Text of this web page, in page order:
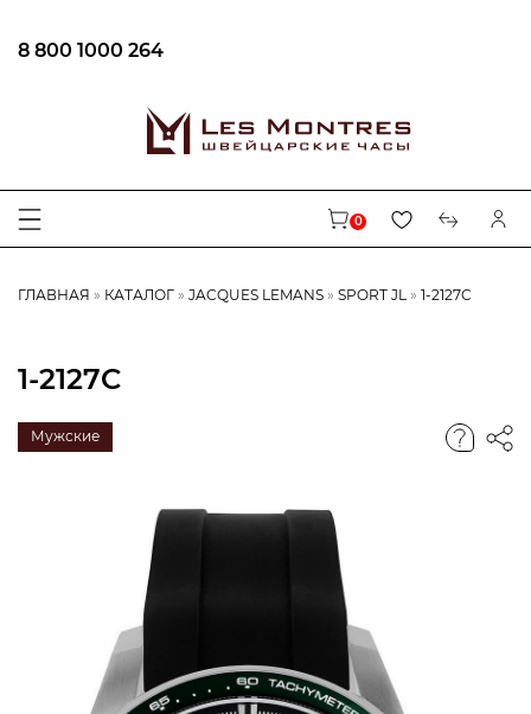
8 800 1000 264
0
ГЛАВНАЯ КАТАЛОГ JACQUES LEMANS SPORT JL 1-2127C
1-2127C
Мужские